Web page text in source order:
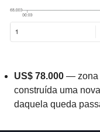
US$ 78.000 — zona
construída uma
daquela queda